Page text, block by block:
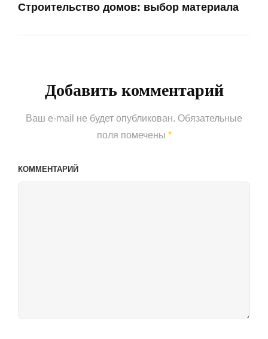
Строительство домов: выбор материала
Добавить комментарий
Ваш e-mail не будет опубликован. Обязательные
поля помечены *
КОММЕНТАРИЙ